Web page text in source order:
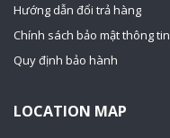
Hướng dẫn đổi trả hàng
Chính sách bảo mật thông tin
Quy định bảo hành
LOCATION MAP